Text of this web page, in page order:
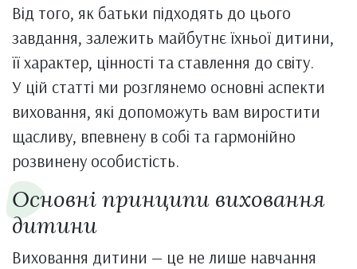
Від того, як батьки підходять до цього
завдання, залежить майбутнє їхньої дитини,
її характер, цінності та ставлення до світу.
У цій статті ми розглянемо основні аспекти
виховання, які допоможуть вам виростити
щасливу, впевнену в собі та гармонійно
розвинену особистість.
Основні принципи виховання
дитини
Виховання дитини — це не лише навчання